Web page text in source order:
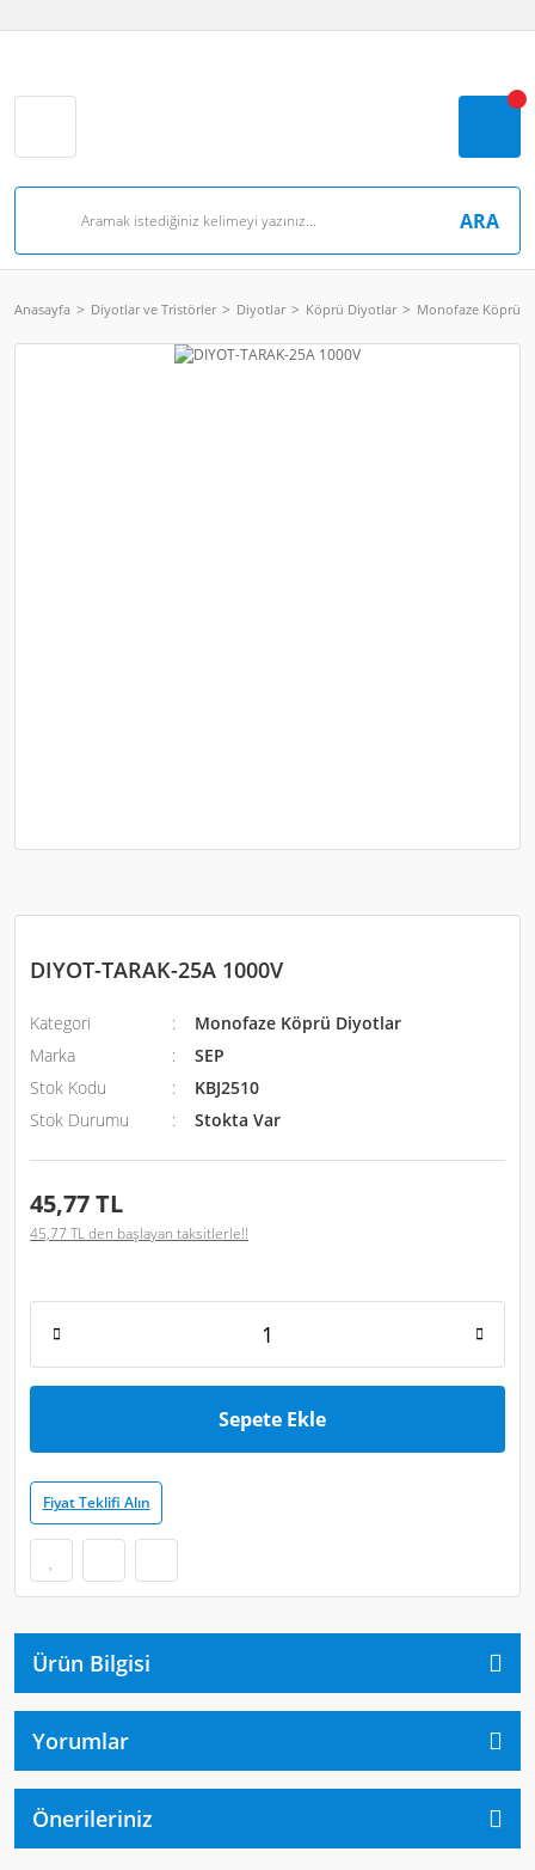
ARA
Anasayfa Diyotlar ve Tristörler Diyotlar Köprü Diyotlar Monofaze Köprü
DIYOT-TARAK-25A 1000V
Kategori
Monofaze Köprü Diyotlar
Marka
SEP
Stok Kodu
KBJ2510
Stok Durumu
Stokta Var
45,77 TL
45,77 TL den başlayan taksitlerle!!
Sepete Ekle
Fiyat Teklifi Alın
Ürün Bilgisi
Yorumlar
Önerileriniz